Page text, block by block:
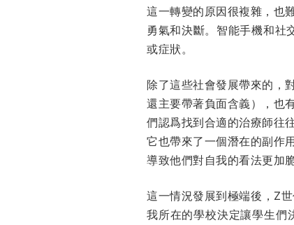
這一轉變的原因很複雜，也
勇氣和決斷。智能手機和社
或症狀。
除了這些社會發展帶來的，
還主要帶著負面含義），也
們認爲找到合適的治療師往
它也帶來了一個潛在的副作
導致他們對自我的看法更加脆
這一情況發展到極端後，Z
我所在的學校決定讓學生們